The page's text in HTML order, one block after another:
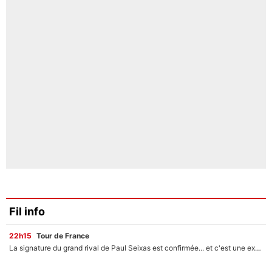
Fil info
22h15 Tour de France
La signature du grand rival de Paul Seixas est confirmée... et c'est une excellente nouvelle pour l'équipe Decathlon-CMA CGM !